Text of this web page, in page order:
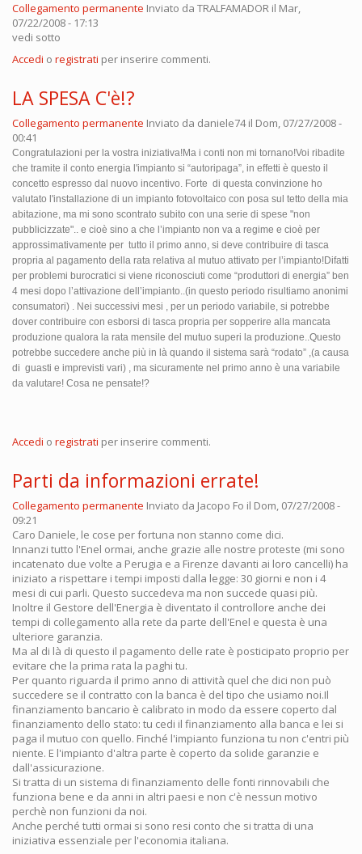
Collegamento permanente Inviato da TRALFAMADOR il Mar,
07/22/2008 - 17:13
vedi sotto
Accedi o registrati per inserire commenti.
LA SPESA C'è!?
Collegamento permanente Inviato da daniele74il Dom, 07/27/2008 -
00:41
Congratulazioni per la vostra iniziativa!Ma i conti non mi tornano!Voi ribadite
che tramite il conto energia l'impianto si “autoripaga”, in effetti è questo il
concetto espresso dal nuovo incentivo. Forte di questa convinzione ho
valutato l'installazione di un impianto fotovoltaico con posa sul tetto della mia
abitazione, ma mi sono scontrato subito con una serie di spese "non
pubblicizzate".. e cioè sino a che l’impianto non va a regime e cioè per
approssimativamente per tutto il primo anno, si deve contribuire di tasca
propria al pagamento della rata relativa al mutuo attivato per l’impianto!Difatti
per problemi burocratici si viene riconosciuti come “produttori di energia” ben
4 mesi dopo l’attivazione dell’impianto..(in questo periodo risultiamo anonimi
consumatori) . Nei successivi mesi , per un periodo variabile, si potrebbe
dover contribuire con esborsi di tasca propria per sopperire alla mancata
produzione qualora la rata mensile del mutuo superi la produzione..Questo
potrebbe succedere anche più in là quando il sistema sarà “rodato” ,(a causa
di guasti e imprevisti vari) , ma sicuramente nel primo anno è una variabile
da valutare! Cosa ne pensate!?
Accedi o registrati per inserire commenti.
Parti da informazioni errate!
Collegamento permanente Inviato da Jacopo Fo il Dom, 07/27/2008 -
09:21
Caro Daniele, le cose per fortuna non stanno come dici.
Innanzi tutto l'Enel ormai, anche grazie alle nostre proteste (mi sono
incatenato due volte a Perugia e a Firenze davanti ai loro cancelli) ha
iniziato a rispettare i tempi imposti dalla legge: 30 giorni e non i 4
mesi di cui parli. Questo succedeva ma non succede quasi più.
Inoltre il Gestore dell'Energia è diventato il controllore anche dei
tempi di collegamento alla rete da parte dell'Enel e questa è una
ulteriore garanzia.
Ma al di là di questo il pagamento delle rate è posticipato proprio per
evitare che la prima rata la paghi tu.
Per quanto riguarda il primo anno di attività quel che dici non può
succedere se il contratto con la banca è del tipo che usiamo noi.Il
finanziamento bancario è calibrato in modo da essere coperto dal
finanziamento dello stato: tu cedi il finanziamento alla banca e lei si
paga il mutuo con quello. Finché l'impianto funziona tu non c'entri più
niente. E l'impianto d'altra parte è coperto da solide garanzie e
dall'assicurazione.
Si tratta di un sistema di finanziamento delle fonti rinnovabili che
funziona bene e da anni in altri paesi e non c'è nessun motivo
perchè non funzioni da noi.
Anche perché tutti ormai si sono resi conto che si tratta di una
iniziativa essenziale per l'economia italiana.